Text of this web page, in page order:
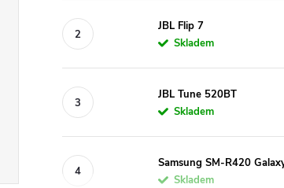
JBL Flip 7
Skladem
JBL Tune 520BT
Skladem
Samsung SM-R420
Skladem